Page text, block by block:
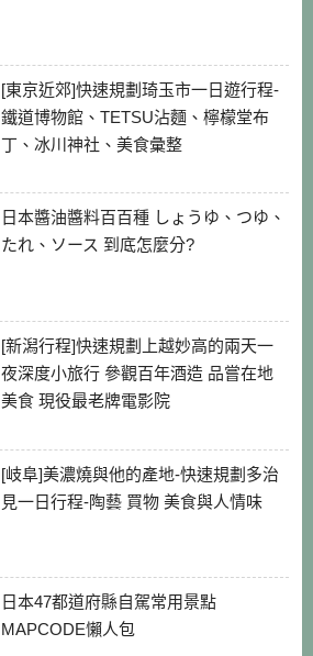
[東京近郊]快速規劃琦玉市一日遊行程-
鐵道博物館、TETSU沾麵、檸檬堂布
丁、冰川神社、美食彙整
日本醬油醬料百百種 しょうゆ、つゆ、
たれ、ソース 到底怎麼分?
[新潟行程]快速規劃上越妙高的兩天一
夜深度小旅行 參觀百年酒造 品嘗在地
美食 現役最老牌電影院
[岐阜]美濃燒與他的產地-快速規劃多治
見一日行程-陶藝 買物 美食與人情味
日本47都道府縣自駕常用景點
MAPCODE懶人包